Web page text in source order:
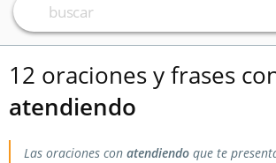
12 oraciones y frases
atendiendo
Las oraciones con atendiendo que te